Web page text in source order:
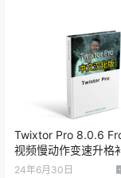
Twixtor Pro 8.0.6
视频慢动作变速升格
24年6月30日